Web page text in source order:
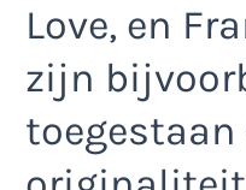
Love, en
zijn
toegestaan